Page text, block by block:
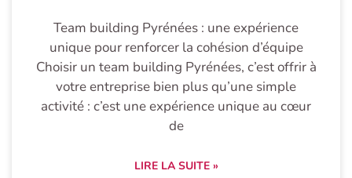
Team building Pyrénées : une expérience
unique pour renforcer la cohésion d’équipe
Choisir un team building Pyrénées, c’est offrir à
votre entreprise bien plus qu’une simple
activité : c’est une expérience unique au cœur
de
LIRE LA SUITE »